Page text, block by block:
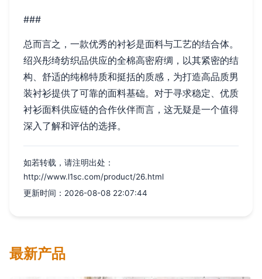
###
总而言之，一款优秀的衬衫是面料与工艺的结合体。
绍兴彤绮纺织品供应的全棉高密府绸，以其紧密的结
构、舒适的纯棉特质和挺括的质感，为打造高品质男
装衬衫提供了可靠的面料基础。对于寻求稳定、优质
衬衫面料供应链的合作伙伴而言，这无疑是一个值得
深入了解和评估的选择。
如若转载，请注明出处：
http://www.l1sc.com/product/26.html
更新时间：2026-08-08 22:07:44
最新产品